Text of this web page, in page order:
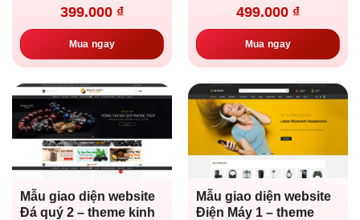
là:
3.499.000 ₫.
399.000 ₫
tại
là:
399.000 ₫.
Mua ngay
là:
3.499.000 ₫.
499.000 ₫
tại
là:
499.000 ₫.
Mua ngay
Mẫu giao diện website
Đá quý 2 – theme kinh
Mẫu giao diện website
Điện Máy 1 – theme